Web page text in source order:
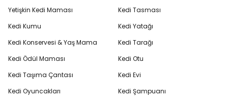
Yetişkin Kedi Maması
Kedi Kumu
Kedi Konservesi & Yaş Mama
Kedi Ödül Maması
Kedi Taşıma Çantası
Kedi Oyuncakları
Kedi Tasması
Kedi Yatağı
Kedi Tarağı
Kedi Otu
Kedi Evi
Kedi Şampuanı